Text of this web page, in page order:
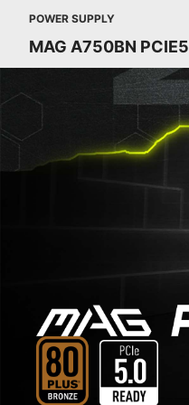
POWER SUPPLY
MAG A750BN PCIE5